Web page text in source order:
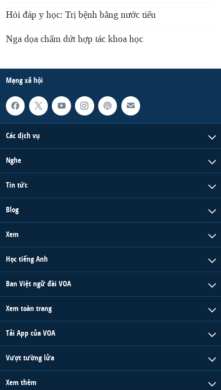
Hỏi đáp y học: Trị bệnh bằng nước tiểu
Nga dọa chấm dứt hợp tác khoa học
Mạng xã hội
Các dịch vụ
Nghe
Tin tức
Blog
Xem
Học tiếng Anh
Ban Việt ngữ đài VOA
Xem toàn trang
Tải App của VOA
Vượt tường lửa
Xem thêm